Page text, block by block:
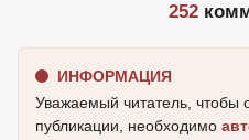
252
ИНФОРМАЦИЯ
Уважаемый читатель, чтобы
публикации, необходимо